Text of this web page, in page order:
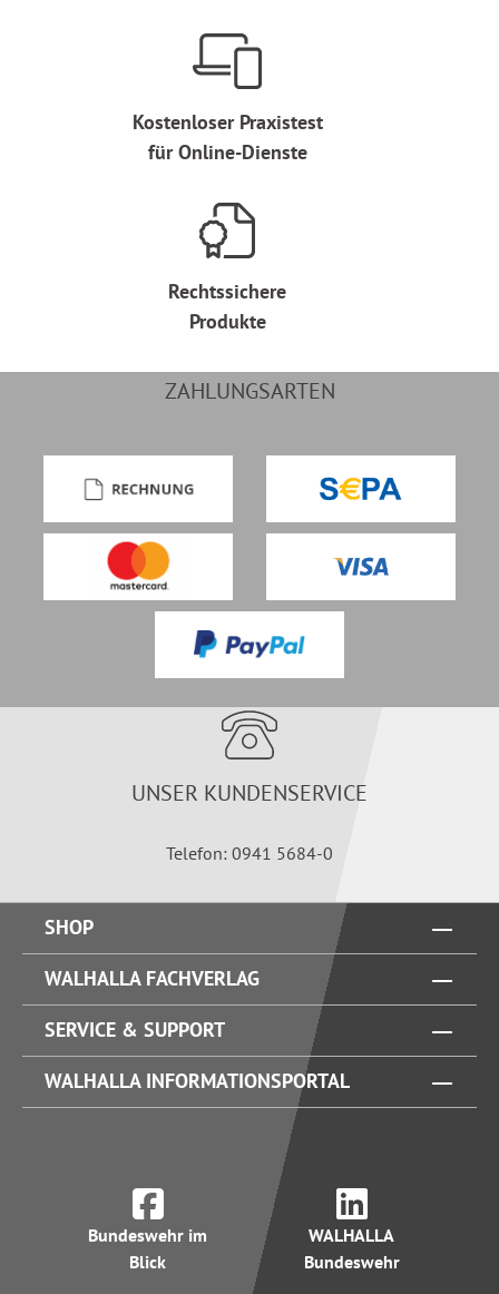
Kostenloser Praxistest
für Online-Dienste
Rechtssichere
Produkte
ZAHLUNGSARTEN
UNSER KUNDENSERVICE
Telefon: 0941 5684-0
SHOP
WALHALLA FACHVERLAG
SERVICE & SUPPORT
WALHALLA INFORMATIONSPORTAL
Bundeswehr im
Blick
WALHALLA
Bundeswehr